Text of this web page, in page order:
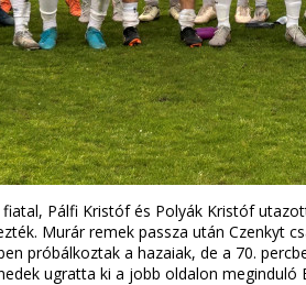
Pálfi Kristóf és Polyák Kristóf
Murár remek passza után Czenkyt
próbálkoztak a hazaiak, de a 70.
ugratta ki a jobb oldalon meginduló